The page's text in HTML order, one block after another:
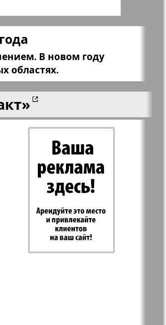
Районка-Nord-Ost-
Bremen-NRW
Редакция Берлин
Рубеж
RusHaus
TV-бульвар
В новом году
областях.